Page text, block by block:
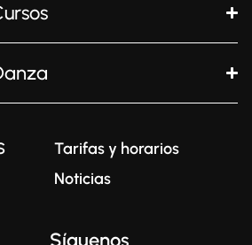
Tarifas y horarios
Noticias